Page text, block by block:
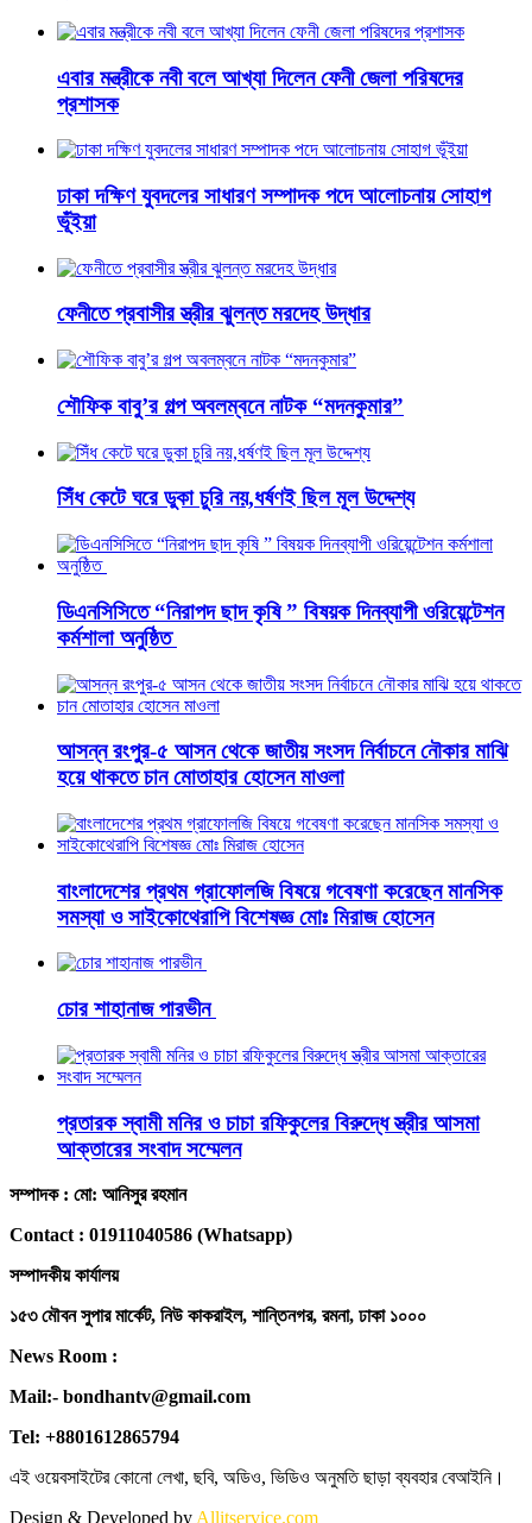
এবার মন্ত্রীকে নবী বলে আখ্যা দিলেন ফেনী জেলা পরিষদের
প্রশাসক
ঢাকা দক্ষিণ যুবদলের সাধারণ সম্পাদক পদে আলোচনায় সোহাগ
ভূঁইয়া
ফেনীতে প্রবাসীর স্ত্রীর ঝুলন্ত মরদেহ উদ্ধার
শৌফিক বাবু’র গল্প অবলম্বনে নাটক “মদনকুমার”
সিঁধ কেটে ঘরে ডুকা চুরি নয়,ধর্ষণই ছিল মূল উদ্দেশ্য
ডিএনসিসিতে “নিরাপদ ছাদ কৃষি ” বিষয়ক দিনব্যাপী ওরিয়েন্টেশন
কর্মশালা অনুষ্ঠিত
আসন্ন রংপুর-৫ আসন থেকে জাতীয় সংসদ নির্বাচনে নৌকার মাঝি
হয়ে থাকতে চান মোতাহার হোসেন মাওলা
বাংলাদেশের প্রথম গ্রাফোলজি বিষয়ে গবেষণা করেছেন মানসিক
সমস্যা ও সাইকোথেরাপি বিশেষজ্ঞ মোঃ মিরাজ হোসেন
চোর শাহানাজ পারভীন
প্রতারক স্বামী মনির ও চাচা রফিকুলের বিরুদ্ধে স্ত্রীর আসমা
আক্তারের সংবাদ সম্মেলন
সম্পাদক : মো: আনিসুর রহমান
Contact : 01911040586 (Whatsapp)
সম্পাদকীয় কার্যালয়
১৫৩ মৌবন সুপার মার্কেট, নিউ কাকরাইল, শান্তিনগর, রমনা, ঢাকা ১০০০
News Room :
Mail:- bondhantv@gmail.com
Tel: +8801612865794
এই ওয়েবসাইটের কোনো লেখা, ছবি, অডিও, ভিডিও অনুমতি ছাড়া ব্যবহার বেআইনি।
Design & Developed by Allitservice.com